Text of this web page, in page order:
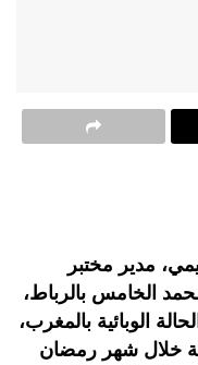
مدير مختبر
الخامس بالرباط،
الوبائية بالمغرب،
خلال شهر رمضان